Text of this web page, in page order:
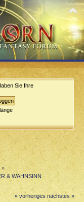
Sie Ihre
»
& WAHNSINN
« vorheriges nächstes »